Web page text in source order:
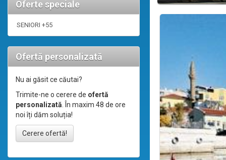
Oferte speciale
SENIORI +55
Ofertă personalizată
Nu ai găsit ce căutai?
Trimite-ne o cerere de ofertă
personalizată. În maxim 48 de ore
noi îți dăm soluția!
Cerere ofertă!